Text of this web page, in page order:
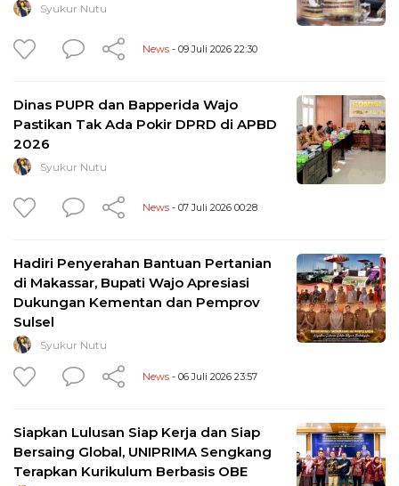
Syukur Nutu
News - 09 Juli 2026 22:30
Dinas PUPR dan Bapperida Wajo
Pastikan Tak Ada Pokir DPRD di APBD
2026
Syukur Nutu
News - 07 Juli 2026 00:28
Hadiri Penyerahan Bantuan Pertanian
di Makassar, Bupati Wajo Apresiasi
Dukungan Kementan dan Pemprov
Sulsel
Syukur Nutu
News - 06 Juli 2026 23:57
Siapkan Lulusan Siap Kerja dan Siap
Bersaing Global, UNIPRIMA Sengkang
Terapkan Kurikulum Berbasis OBE